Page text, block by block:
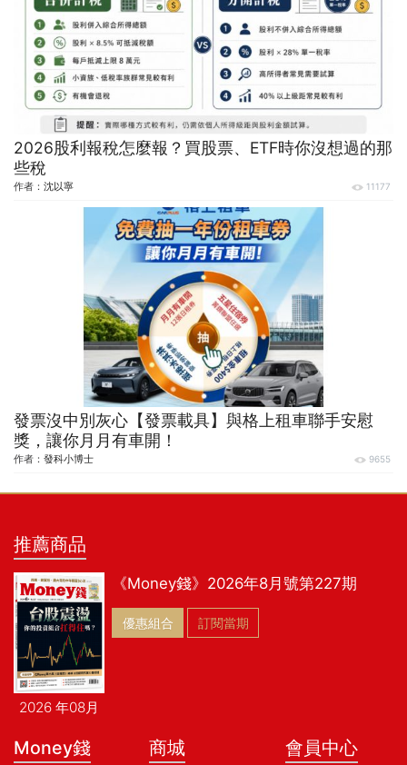
2026股利報稅怎麼報？買股票、ETF時你沒想過的那
些稅
作者： 沈以寧 11177
發票沒中別灰心【發票載具】與格上租車聯手安慰
獎，讓你月月有車開！
作者： 發科小博士 9655
推薦商品
2026 年08月
《Money錢》2026年8月號第227期
優惠組合 訂閱當期
Money錢 商城 會員中心